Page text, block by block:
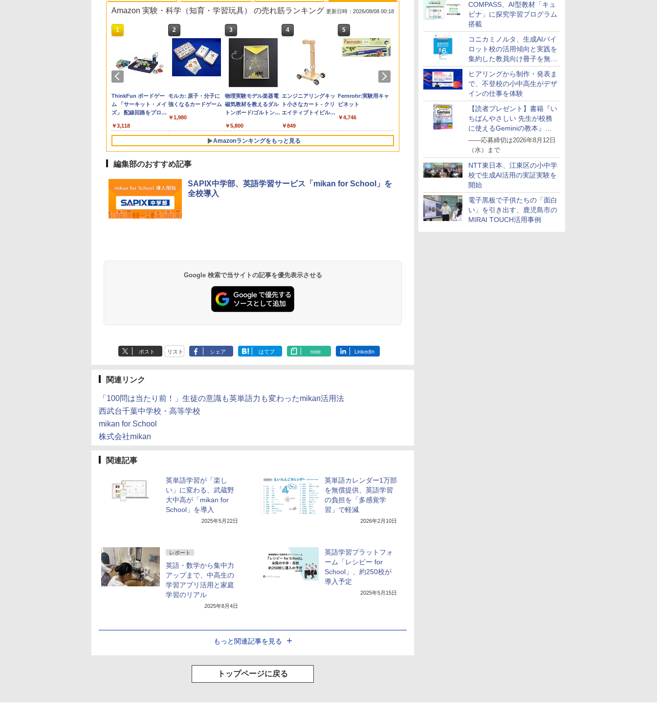
COMPASS、AI型教材「キュ
ビナ」に探究学習プログラム
搭載
コニカミノルタ、生成AIパイ
ロット校の活用傾向と実践を
集約した教員向け冊子を無料
公開
ヒアリングから制作・発表ま
で、不登校の小中高生がデザ
インの仕事を体験
【読者プレゼント】書籍『い
ちばんやさしい 先生が校務
に使えるGeminiの教本』を
抽選で5名様にプレゼント
――応募締切は2026年8月12日
（水）まで
NTT東日本、江東区の小中学
校で生成AI活用の実証実験を
開始
電子黒板で子供たちの「面白
い」を引き出す、鹿児島市の
MIRAI TOUCH活用事例
1
教育者のためのコーチ
ング入門
￥2,530
2
先生のためのGoogle
AI完全攻略図鑑
￥-
3
カウンセリングとは何
か 変化するということ
(講談社現代新書 2787)
￥1,540
4
子どもが変わる魔法の
言葉
￥2,200
5
ゼロからわかる！ み
るみる図形に強くなる
できない子どもたち 誰
が〈ことばの力〉を育
7
向山洋一の系譜、その
先へ 授業の腕を磨く法
則: 教育技術が子供の
可能性を伸ばす
￥2,750
8
人間関係に「線を引
く」レッスン 人生がラ
クになる「バウンダリ
ー」の考え方
￥1,760
1
Amazon Fire HD 10 キ
ッズモデル (10インチ)
ピンク 対象年齢3歳か
テンツが1年間使い放題
￥23,980
2
パイロット スイスイお
えかき for Study 何回
ボード ひらがな・カタ
歳以上 知育
3
【くもん出版公式特別
セット】くもん出版
(KUMON
の日本地図パズル 日本
の世界遺産すごろく付
き 知育玩具 おもちゃ 5
￥4,046
4
くもん出版(KUMON
PUBLISHING) ロジカ
ル国旗パズル 知育玩具
KUMON LK-10
￥2,127
5
Amazon Fire HD 10 キ
ッズプロ (10インチ) デ
エディション 対象年齢
ズコンテンツが1年間
使い放題
リ ビジーボード 知育玩
具 1 2 3歳誕生日プレゼ
ント男の子 女の子 知育
玩具 LED おもちゃ 指
7
くもん出版(KUMON
PUBLISHING) スタデ
ィクロック DC-53 ホワ
イト 知育玩具 おもちゃ
3歳以上 KUMON
￥2,264
8
アガツマ(AGATSUMA)
アンパンマンが上手に
描けちゃう! 天才脳ら
くがき教室 対象年齢
1.5才～ お絵描き おも
ちゃ
￥3,491
1
タッチペンで音が聞け
る!はじめてずかん1000
英語つき ([バラエテ
￥5,478
2
中学英語をもう一度ひ
とつひとつわかりやす
3
仮面ライダー 改造人
間 限定ケース版
￥4,290
4
つかめ！理科ダマン 12
最強ロボット決戦！編
￥1,320
5
自分の思いを言葉にす
る こどもアウトプット
出版)
キパン シール
BOOK（重版：10月上
旬発送） (TJMOOK)
7
【第72回青少年読書感
想文全国コンクール 課
題図書】まだまだここ
から (ポプラ物語館 94)
￥1,540
8
図鑑いきもの飼ってみ
た カマキリを黄色い世
界で育てたらどうな
る?
￥1,870
Amazon 実験・科学（知育・学習玩具） の売れ筋ランキング 更新日時：2026/08/08 00:18
1
ThinkFun ボードゲー
ム 「サーキット・メイ
ズ」 配線回路をプログ
明書付 8歳~ 76341 誕
生日 クリスマス
￥3,118
2
モルカ: 原子・分子に
強くなるカードゲーム
￥1,980
3
物理実験モデル楽器電
磁気教材を教えるダル
トンボード/ゴルトンボ
Galtonplatteの物理的
な機器
￥5,800
4
エンジニアリングキッ
ト小さなカート - クリ
エイティブトイビル
ックキット|子供向けの
可動部品、ホリデープ
ロジェクト、ギフトイ
タラクティブサイエン
スツール
￥849
5
Fernrohr:実験用キャ
ビネット
￥4,746
617158 ファンサイエン
スワーリングソルトガ
ニ 先史時代の時間を活
気づける 実験セット 8
飾 多言語対応
7
KOSMOS 617134 サイ
ボーグハンド - 油圧制
御 XXL ロボットハンド
サイズ調整可能 左利き
用 実験ボックス 10~14
歳のお子様用 多言語説
明書 (英語)
￥14,790
8
Exp Natur 50 ミネラル
&シュタイン。
￥3,139
Amazonランキングをもっと見る
編集部のおすすめ記事
SAPIX中学部、英語学習サービス「mikan for School」を
全校導入
Google 検索で当サイトの記事を優先表示させる
ポスト リスト シェア はてブ note LinkedIn
関連リンク
「100問は当たり前！」生徒の意識も英単語力も変わったmikan活用法
西武台千葉中学校・高等学校
mikan for School
株式会社mikan
関連記事
英単語学習が「楽し
い」に変わる、武蔵野
大中高が「mikan for
School」を導入
2025年5月22日
英単語カレンダー1万部
を無償提供、英語学習
の負担を「多感覚学
習」で軽減
2026年2月10日
レポート
英語・数学から集中力
アップまで、中高生の
学習アプリ活用と家庭
学習のリアル
2025年8月4日
英語学習プラットフォ
ーム「レシピー for
School」、約250校が
導入予定
2025年5月15日
もっと関連記事を見る
トップページに戻る